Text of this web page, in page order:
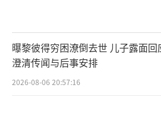
曝黎彼得穷困潦倒去世 儿子露面回
澄清传闻与后事安排
2026-08-06 20:57:16